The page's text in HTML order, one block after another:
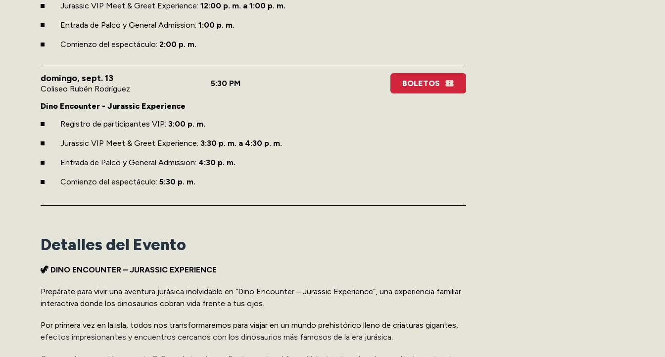
Jurassic VIP Meet & Greet Experience: 12:00 p. m. a 1:00 p. m.
Entrada de Palco y General Admission: 1:00 p. m.
Comienzo del espectáculo: 2:00 p. m.
domingo, sept.13
Coliseo Rubén Rodríguez
5:30 PM BOLETOS
Dino Encounter - Jurassic Experience
Registro de participantes VIP: 3:00 p. m.
Jurassic VIP Meet & Greet Experience: 3:30 p. m. a 4:30 p. m.
Entrada de Palco y General Admission: 4:30 p. m.
Comienzo del espectáculo: 5:30 p. m.
Detalles del Evento
🦖 DINO ENCOUNTER – JURASSIC EXPERIENCE
Prepárate para vivir una aventura jurásica inolvidable en “Dino Encounter – Jurassic Experience”, una experiencia familiar
interactiva donde los dinosaurios cobran vida frente a tus ojos.
Por primera vez en la isla, todos nos transformaremos para viajar en un mundo prehistórico lleno de criaturas gigantes,
efectos impresionantes y encuentros cercanos con los dinosaurios más famosos de la era jurásica.